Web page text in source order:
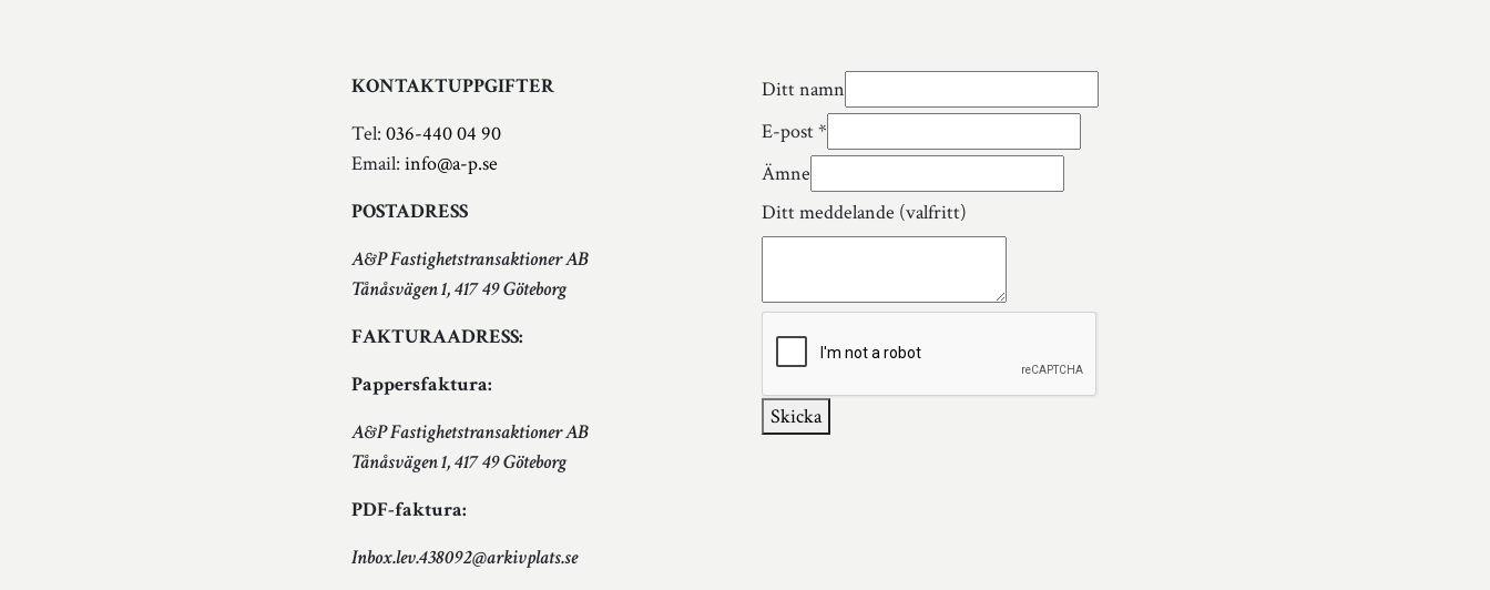
KONTAKTUPPGIFTER
Tel: 036-440 04 90
Email: info@a-p.se
POSTADRESS
A&P Fastighetstransaktioner AB
Tånåsvägen 1, 417 49 Göteborg
FAKTURAADRESS:
Pappersfaktura:
A&P Fastighetstransaktioner AB
Tånåsvägen 1, 417 49 Göteborg
PDF-faktura:
Inbox.lev.438092@arkivplats.se
Ditt namn
E-post*
Ämne
Ditt meddelande (valfritt)
Skicka